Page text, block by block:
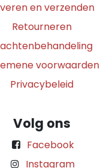
en verzenden
Retourneren
voorwaarden
Privacybeleid
Volg ons
Facebook
Instagram